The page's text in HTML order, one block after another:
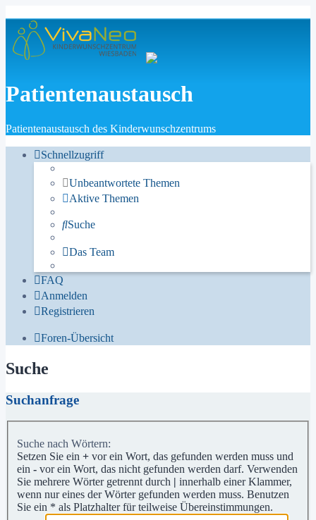
Patientenaustausch
Patientenaustausch des Kinderwunschzentrums
Schnellzugriff
Unbeantwortete Themen
Aktive Themen
Suche
Das Team
FAQ
Anmelden
Registrieren
Foren-Übersicht
Suche
Suchanfrage
Suche nach Wörtern:
Setzen Sie ein + vor ein Wort, das gefunden werden muss und
ein - vor ein Wort, das nicht gefunden werden darf. Verwenden
Sie mehrere Wörter getrennt durch | innerhalb einer Klammer,
wenn nur eines der Wörter gefunden werden muss. Benutzen
Sie ein * als Platzhalter für teilweise Übereinstimmungen.